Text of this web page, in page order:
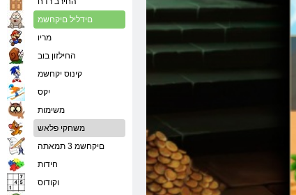
םידליל םיקחשמ
מריו
החילזון בוב
קינוס יקחשמ
יִקס
משימות
משחקי פלאש
םיקחשמ 3 תמאתה
חידות
וקודוס